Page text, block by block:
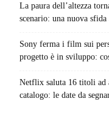
La paura dell’altezza
scenario: una nuova
Sony ferma i film sui
progetto è in sviluppo:
Netflix saluta 16 titoli ad
catalogo: le date da